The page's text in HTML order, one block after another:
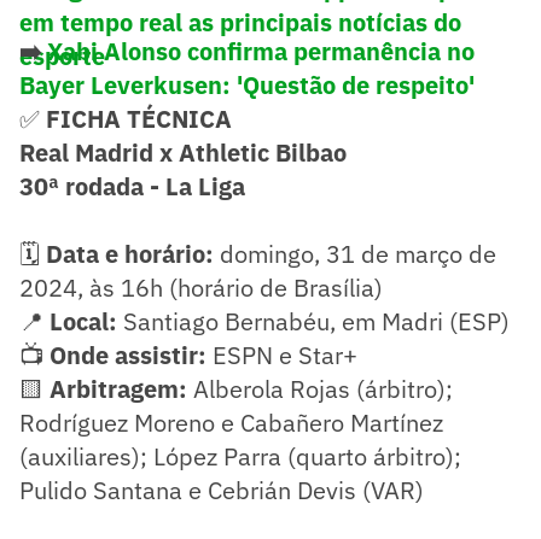
em tempo real as principais notícias do
esporte
➡️Xabi Alonso confirma permanência no
Bayer Leverkusen: 'Questão de respeito'
✅ FICHA TÉCNICA
Real Madrid x Athletic Bilbao
30ª rodada - La Liga
🗓️ Data e horário: domingo, 31 de março de
2024, às 16h (horário de Brasília)
📍 Local: Santiago Bernabéu, em Madri (ESP)
📺 Onde assistir: ESPN e Star+
🟨 Arbitragem: Alberola Rojas (árbitro);
Rodríguez Moreno e Cabañero Martínez
(auxiliares); López Parra (quarto árbitro);
Pulido Santana e Cebrián Devis (VAR)